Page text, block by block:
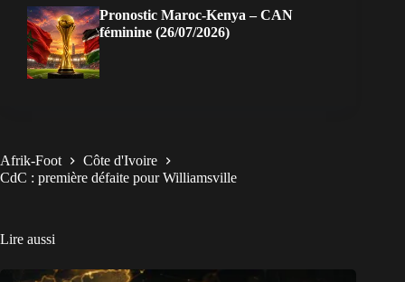
Pronostic Maroc-Kenya – CAN
féminine (26/07/2026)
Afrik-Foot
Côte d'Ivoire
CdC : première défaite pour Williamsville
Lire aussi